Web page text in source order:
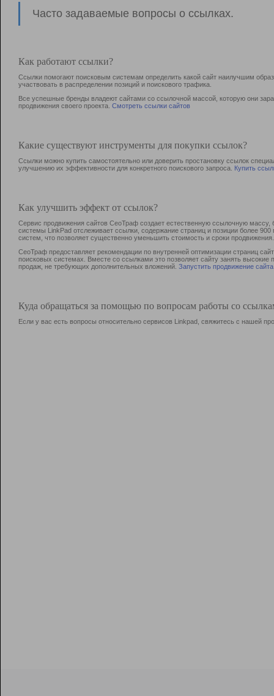
Часто задаваемые вопросы о ссылках.
Как работают ссылки?
Ссылки помогают поисковым системам определить какой сайт наилучшим
участвовать в раcпределении позиций и поискового трафика.
Все успешные бренды владеют сайтами со ссылочной массой, которую они
продвижения своего проекта. Смотреть ссылки сайтов
Какие существуют инструменты для покупки ссылок?
Ссылки можно купить самостоятельно или доверить простановку ссылок
улучшению их эффективности для конкретного поискового запроса. Купить
Как улучшить эффект от ссылок?
Сервис продвижения сайтов СеоТраф создает естественную ссылочную
системы LinkPad отслеживает ссылки, содержание страниц и позиции более
систем, что позволяет существенно уменьшить стоимость и сроки продвижения.
СеоТраф предоставляет рекомендации по внутренней оптимизации страниц
поисковых системах. Вместе со ссылками это позволяет сайту занять
продаж, не требующих дополнительных вложений. Запустить продвижение сайта
Куда обращаться за помощью по вопросам работы со
Если у вас есть вопросы относительно сервисов Linkpad, свяжитесь с нашей